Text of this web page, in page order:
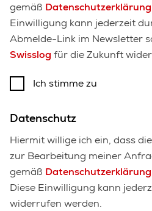
gemäß Datenschutzerklärung
Einwilligung kann jederzeit
Abmelde-Link im Newsletter
Swisslog für die Zukunft
Ich stimme zu
Datenschutz
Hiermit willige ich ein, dass
zur Bearbeitung meiner
gemäß Datenschutzerklärung
Diese Einwilligung kann
widerrufen werden.